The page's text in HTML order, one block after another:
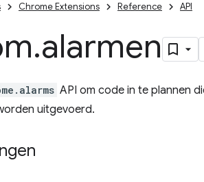
Chrome Extensions Reference API
.alarmen
API om code in te plannen
uitgevoerd.